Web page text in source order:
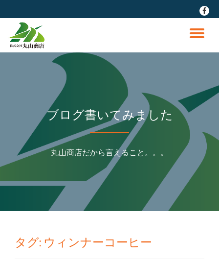
ン
fa-
ナ
ゲ
ー
シ
ョ
ブログ書いてみました
丸山商店だから言えること。。。
タグ: ウィンナーコーヒー